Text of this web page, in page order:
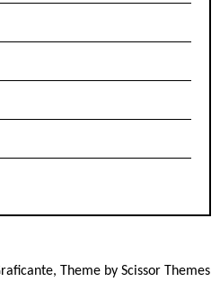
, Theme by Scissor Themes